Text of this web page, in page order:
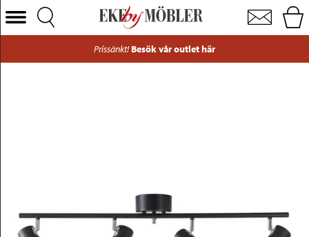
Alpha spotlight svart med fyra lampor
Välj Kategori
Mattor
Prissänkt! Besök vår outlet här